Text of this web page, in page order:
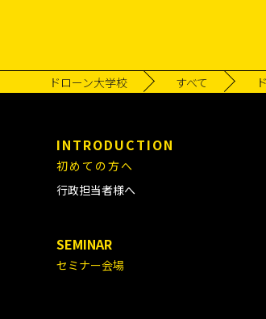
ドローン大学校 すべて
INTRODUCTION
初めての方へ
行政担当者様へ
SEMINAR
セミナー会場